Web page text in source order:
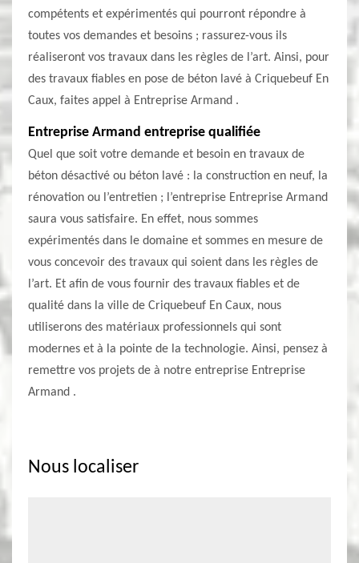
compétents et expérimentés qui pourront répondre à
toutes vos demandes et besoins ; rassurez-vous ils
réaliseront vos travaux dans les règles de l’art. Ainsi, pour
des travaux fiables en pose de béton lavé à Criquebeuf En
Caux, faites appel à Entreprise Armand .
Entreprise Armand entreprise qualifiée
Quel que soit votre demande et besoin en travaux de
béton désactivé ou béton lavé : la construction en neuf, la
rénovation ou l’entretien ; l’entreprise Entreprise Armand
saura vous satisfaire. En effet, nous sommes
expérimentés dans le domaine et sommes en mesure de
vous concevoir des travaux qui soient dans les règles de
l’art. Et afin de vous fournir des travaux fiables et de
qualité dans la ville de Criquebeuf En Caux, nous
utiliserons des matériaux professionnels qui sont
modernes et à la pointe de la technologie. Ainsi, pensez à
remettre vos projets de à notre entreprise Entreprise
Armand .
Nous localiser